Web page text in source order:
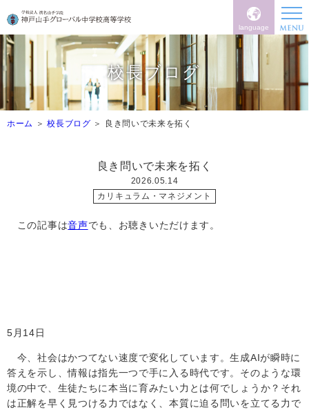
language
校長ブログ
ホーム 校長ブログ 良き問いで未来を拓く
良き問いで未来を拓く
2026.05.14
カリキュラム・マネジメント
この記事は音声でも、お聴きいただけます。
5月14日
今、社会はかつてない速度で変化しています。生成AIが瞬時に
答えを示し、情報は指先一つで手に入る時代です。そのような環
境の中で、生徒たちに本当に育みたい力とは何でしょうか？それ
は正解を早く見つける力ではなく、本質に迫る問いを立てる力で